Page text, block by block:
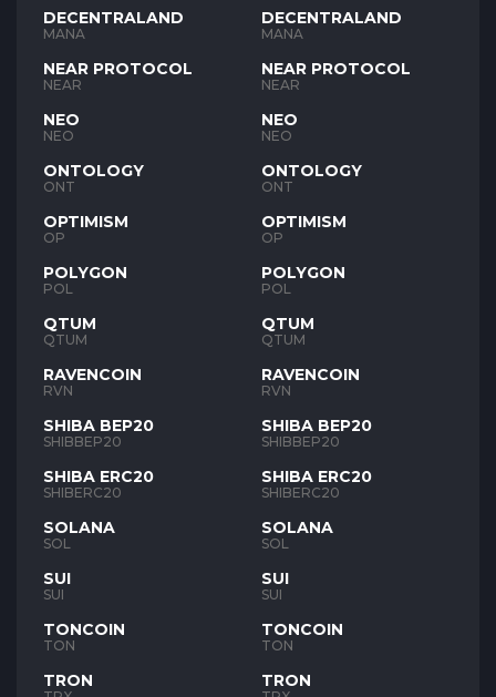
DECENTRALAND
MANA
NEAR PROTOCOL
NEAR
NEO
NEO
ONTOLOGY
ONT
OPTIMISM
OP
POLYGON
POL
QTUM
QTUM
RAVENCOIN
RVN
SHIBA BEP20
SHIBBEP20
SHIBA ERC20
SHIBERC20
SOLANA
SOL
SUI
SUI
TONCOIN
TON
TRON
DECENTRALAND
MANA
NEAR PROTOCOL
NEAR
NEO
NEO
ONTOLOGY
ONT
OPTIMISM
OP
POLYGON
POL
QTUM
QTUM
RAVENCOIN
RVN
SHIBA BEP20
SHIBBEP20
SHIBA ERC20
SHIBERC20
SOLANA
SOL
SUI
SUI
TONCOIN
TON
TRON